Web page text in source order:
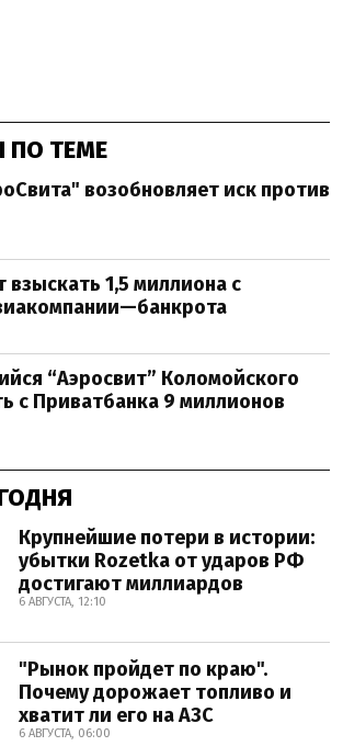
ПО ТЕМЕ
возобновляет иск против
взыскать 1,5 миллиона с
“Аэросвит” Коломойского
с Приватбанка 9 миллионов
Крупнейшие потери в истории:
убытки Rozetka от ударов РФ
достигают миллиардов
6 АВГУСТА, 12:10
"Рынок пройдет по краю".
Почему дорожает топливо и
хватит ли его на АЗС
6 АВГУСТА, 06:00